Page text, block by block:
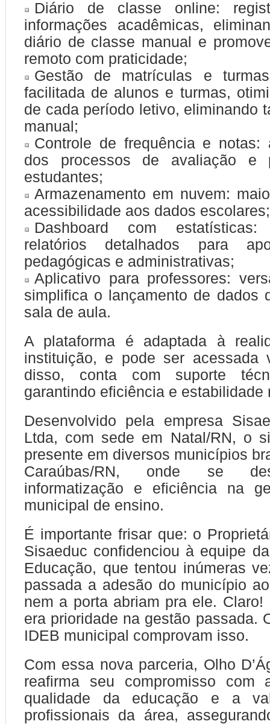
Diário de classe online:
informações acadêmicas,
diário de classe manual e
remoto com praticidade;
Gestão de matrículas e
facilitada de alunos e turmas,
de cada período letivo, eliminando
manual;
Controle de frequência e notas:
dos processos de avaliação e
estudantes;
Armazenamento em nuvem:
acessibilidade aos dados escolares;
Dashboard com
relatórios detalhados para
pedagógicas e administrativas;
Aplicativo para professores:
simplifica o lançamento de dados
sala de aula.
A plataforma é adaptada à
instituição, e pode ser acessada
disso, conta com suporte
garantindo eficiência e estabilidade
Desenvolvido pela empresa
Ltda, com sede em Natal/RN, o
presente em diversos municípios
Caraúbas/RN, onde se
informatização e eficiência na
municipal de ensino.
É importante frisar que: o
Sisaeduc confidenciou à equipe
Educação, que tentou inúmeras
passada a adesão do município
nem a porta abriam pra ele. Claro!
era prioridade na gestão passada.
IDEB municipal comprovam isso.
Com essa nova parceria, Olho
reafirma seu compromisso com
qualidade da educação e a
profissionais da área,